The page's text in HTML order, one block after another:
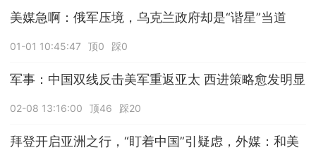
美媒急啊：俄军压境，乌克兰政府却是“谐星”当道
01-01 10:45:47 顶0 踩0
军事：中国双线反击美军重返亚太 西进策略愈发明显
02-08 13:16:00 顶46 踩20
拜登开启亚洲之行，“盯着中国”引疑虑，外媒：和美